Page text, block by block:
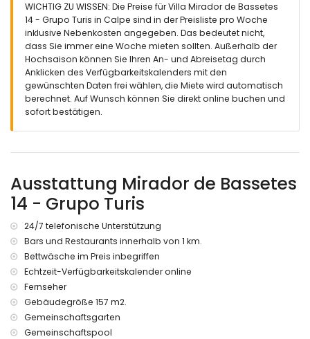
Nützliche Informationen:
🚭 Rauchen ist in der Unterkunft nicht gestattet.
🚫 Haustiere sind nicht erlaubt.
📦 Bettwäsche, Handtücher und Küchentücher inklusive.
📞 24-Stunden-Notrufservice.
🔐 Offiziell registrierte Unterkunft.
WICHTIG ZU WISSEN: Die Preise für Villa Mirador de Bassetes
14 - Grupo Turis in Calpe sind in der Preisliste pro Woche
inklusive Nebenkosten angegeben. Das bedeutet nicht,
dass Sie immer eine Woche mieten sollten. Außerhalb der
Hochsaison können Sie Ihren An- und Abreisetag durch
Anklicken des Verfügbarkeitskalenders mit den
gewünschten Daten frei wählen, die Miete wird automatisch
berechnet. Auf Wunsch können Sie direkt online buchen und
sofort bestätigen.
Ausstattung Mirador de Bassetes
14 - Grupo Turis
24/7 telefonische Unterstützung
Bars und Restaurants innerhalb von 1 km.
Bettwäsche im Preis inbegriffen
Echtzeit-Verfügbarkeitskalender online
Fernseher
Gebäudegröße 157 m2.
Gemeinschaftsgarten
Gemeinschaftspool